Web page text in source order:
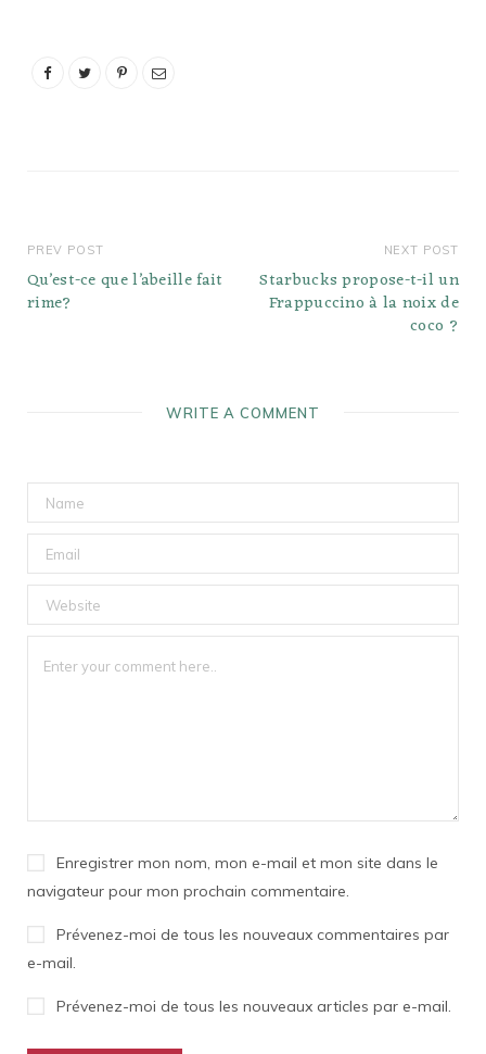
arachides, sans soja,
PREV POST
Qu’est-ce que l’abeille fait
rime?
NEXT POST
Starbucks propose-t-il un
Frappuccino à la noix de
coco ?
WRITE A COMMENT
Enregistrer mon nom, mon e-mail et mon site dans le
navigateur pour mon prochain commentaire.
Prévenez-moi de tous les nouveaux commentaires par
e-mail.
Prévenez-moi de tous les nouveaux articles par e-mail.